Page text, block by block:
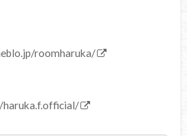
roomharuka/